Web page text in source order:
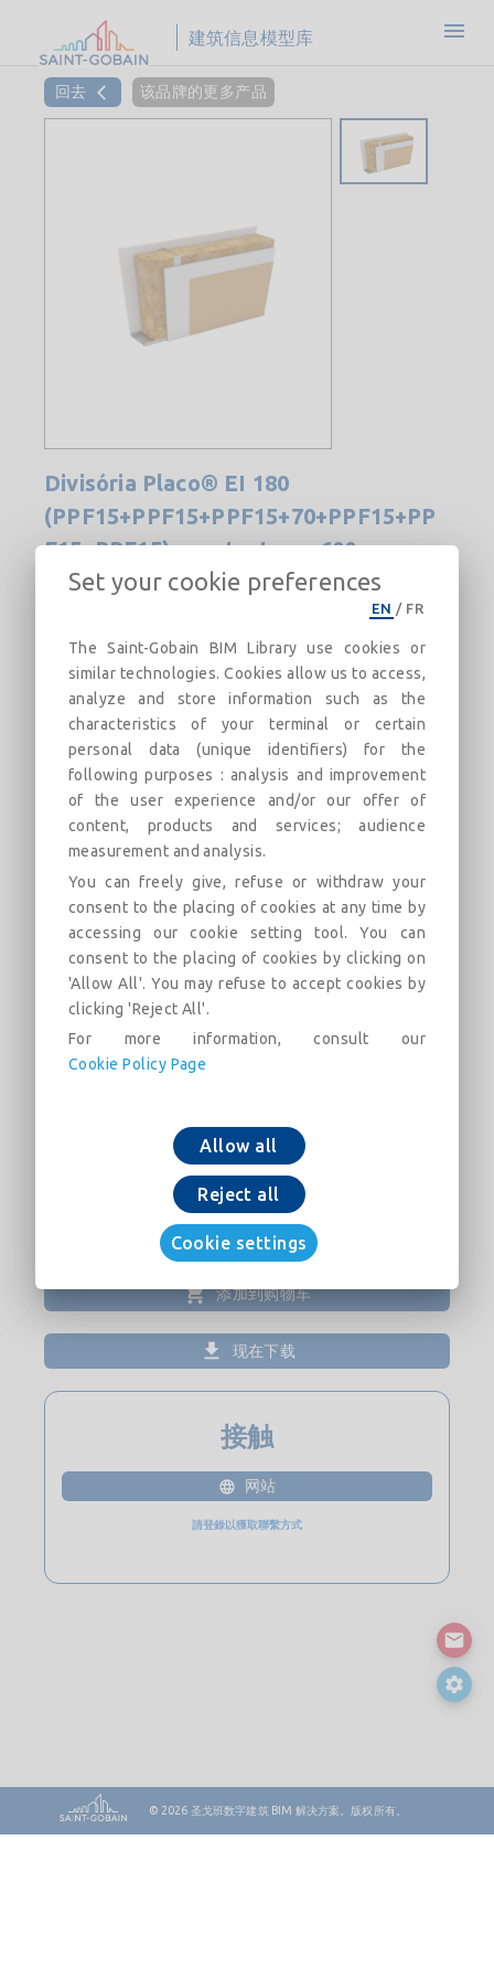
建筑信息模型库
回去 该品牌的更多产品
Divisória Placo® EI 180
(PPF15+PPF15+PPF15+70+PPF15+PP
F15+PPF15), montantes a 600 mm
com lã mineral Arena o similar
描述 類別 連結 市場
Sistema de divisória de estrutura única,
constituído por três painéis Placo® PPF15 de 15
mm de espessura, aparafusados a cada lado
externo de uma estrutura metálica de aço
galvanizado composta por calhas horizontais e
montantes verticais Placo® M70 de 70 mm,
modulados a 600 mm, resultando numa largura
total da divisória acabada de 162 mm.
Incluindo a lã mineral Arena ou similar. Parte
proporcional da pasta e fita adesiva, parafusos
Placo®, fixações, fita de selagem Placo® 70
sob os perfis perimetrais. Nível de acabamento
do tratamento conjunto Q2. Instalado em
添加到购物车
现在下载
接触
网站
請登錄以獲取聯繫方式
© 2026 圣戈班数字建筑 BIM 解决方案。版权所有。
Set your cookie preferences
EN / FR
The Saint-Gobain BIM Library use cookies or
similar technologies. Cookies allow us to access,
analyze and store information such as the
characteristics of your terminal or certain
personal data (unique identifiers) for the
following purposes : analysis and improvement
of the user experience and/or our offer of
content, products and services; audience
measurement and analysis.
You can freely give, refuse or withdraw your
consent to the placing of cookies at any time by
accessing our cookie setting tool. You can
consent to the placing of cookies by clicking on
'Allow All'. You may refuse to accept cookies by
clicking 'Reject All'.
For more information, consult our
Cookie Policy Page
Allow all
Reject all
Cookie settings